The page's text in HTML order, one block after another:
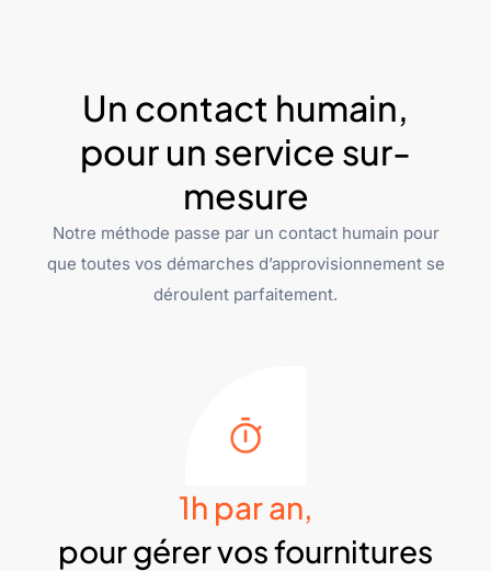
Un contact humain,
pour un service sur-
mesure
Notre méthode passe par un contact humain pour
que toutes vos démarches d’approvisionnement se
déroulent parfaitement.
1h par an,
pour gérer vos fournitures